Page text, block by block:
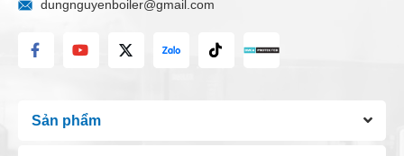
dungnguyenboiler@gmail.com
Sản phẩm